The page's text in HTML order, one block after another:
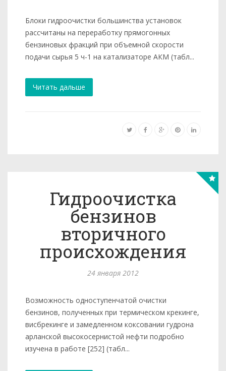
Блоки гидроочистки большинства установок
рассчи­таны на переработку прямогонных
бензиновых фракций при объем­ной скорости
подачи сырья 5 ч-1 на катализаторе АКМ (табл...
Читать дальше
Гидроочистка
бензинов
вторичного
происхождения
24 января 2012
Возможность одноступенчатой очистки
бензинов, полученных при термическом крекинге,
висбрекинге и замедленном коксовании гудрона
арланской высокосернистой нефти подробно
изучена в работе [252] (табл...